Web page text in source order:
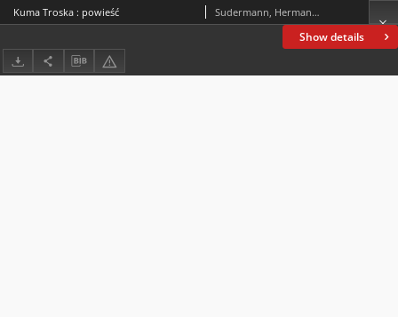
Show details
Kuma Troska : powieść Sudermann, Hermann (1857-1928)